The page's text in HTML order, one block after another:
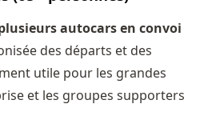
autocars en convoi
des départs et des
utile pour les grandes
et les groupes supporters